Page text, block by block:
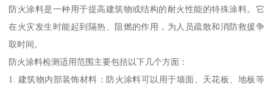
防火涂料是一种用于提高建筑物或结构的耐火性能的特殊涂料。它
在火灾发生时能起到隔热、阻燃的作用，为人员疏散和消防救援争
取时间。
防火涂料检测适用范围主要包括以下几个方面：
1. 建筑物内部装饰材料：防火涂料可以用于墙面、天花板、地板等